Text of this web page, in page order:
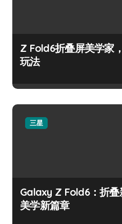
Z Fold6折叠屏美学家
玩法
三星
Galaxy Z Fold6：折叠
美学新篇章